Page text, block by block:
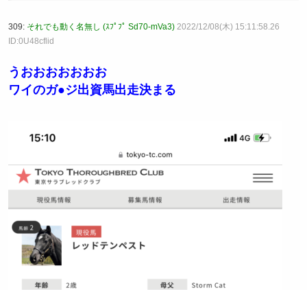
309: それでも動く名無し (ｽﾌﾟﾌﾟ Sd70-mVa3) 2022/12/08(木) 15:11:58.26
ID:0U48cflid
うおおおおおおお
ワイのガ●ジ出資馬出走決まる